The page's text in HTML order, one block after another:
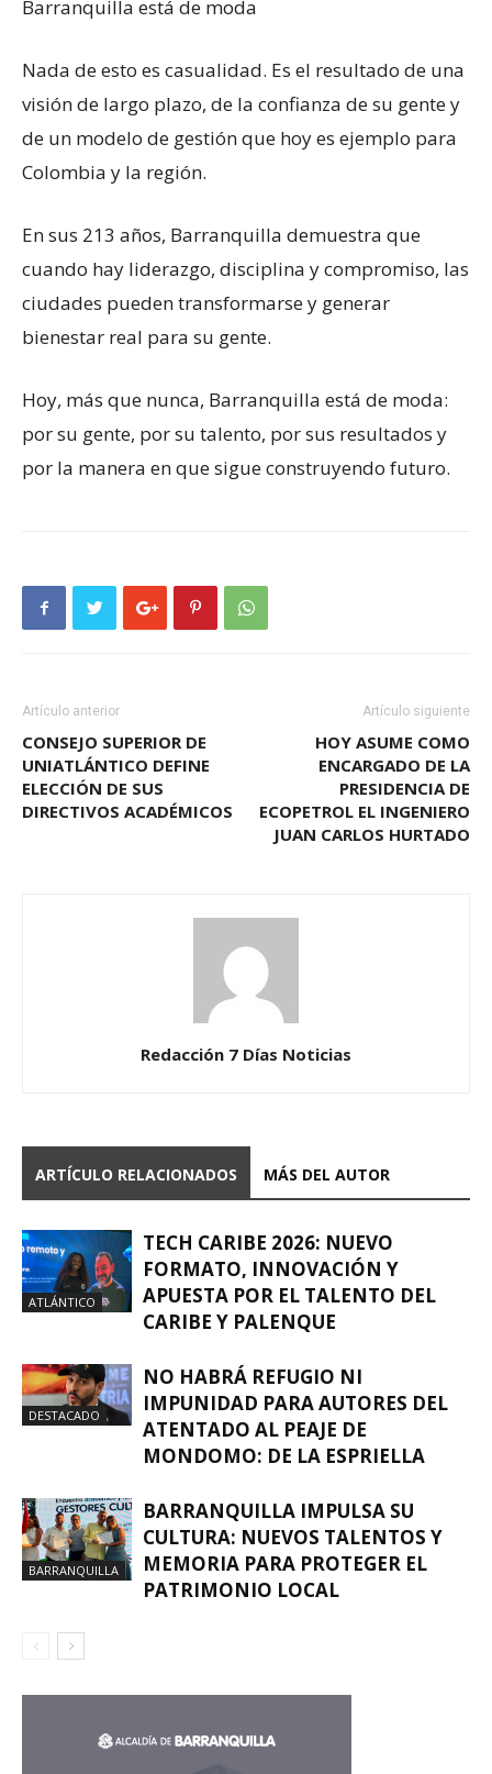
Barranquilla está de moda
Nada de esto es casualidad. Es el resultado de una
visión de largo plazo, de la confianza de su gente y
de un modelo de gestión que hoy es ejemplo para
Colombia y la región.
En sus 213 años, Barranquilla demuestra que
cuando hay liderazgo, disciplina y compromiso, las
ciudades pueden transformarse y generar
bienestar real para su gente.
Hoy, más que nunca, Barranquilla está de moda:
por su gente, por su talento, por sus resultados y
por la manera en que sigue construyendo futuro.
Artículo anterior
CONSEJO SUPERIOR DE
UNIATLÁNTICO DEFINE
ELECCIÓN DE SUS
DIRECTIVOS ACADÉMICOS
Artículo siguiente
HOY ASUME COMO
ENCARGADO DE LA
PRESIDENCIA DE
ECOPETROL EL INGENIERO
JUAN CARLOS HURTADO
Redacción 7 Días Noticias
ARTÍCULO RELACIONADOS MÁS DEL AUTOR
ATLÁNTICO
TECH CARIBE 2026: NUEVO
FORMATO, INNOVACIÓN Y
APUESTA POR EL TALENTO DEL
CARIBE Y PALENQUE
DESTACADO
NO HABRÁ REFUGIO NI
IMPUNIDAD PARA AUTORES DEL
ATENTADO AL PEAJE DE
MONDOMO: DE LA ESPRIELLA
BARRANQUILLA
BARRANQUILLA IMPULSA SU
CULTURA: NUEVOS TALENTOS Y
MEMORIA PARA PROTEGER EL
PATRIMONIO LOCAL